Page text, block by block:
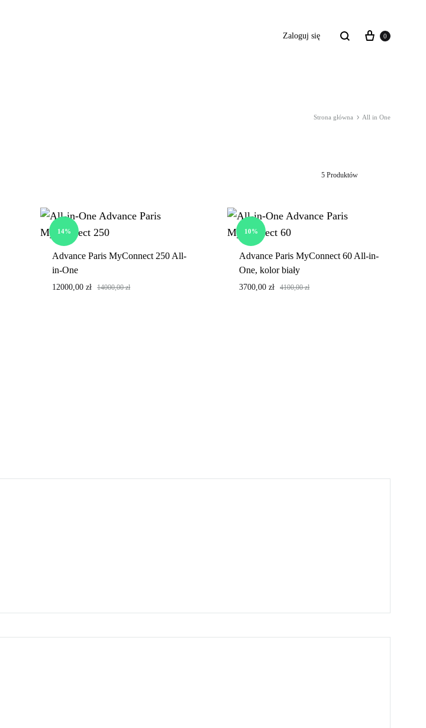
Zaloguj się Szukaj Koszyk
0
Strona główna All in One
5 Produktów
14%
Advance Paris MyConnect 250 All-
in-One
12000,00 zł 14000,00zł
10%
Advance Paris MyConnect 60 All-in-
One, kolor biały
3700,00 zł 4100,00zł